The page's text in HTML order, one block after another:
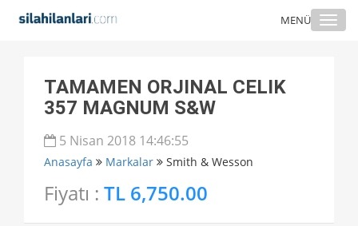
MENÜ
TAMAMEN ORJINAL CELIK
357 MAGNUM S&W
5 Nisan 2018 14:46:55
Anasayfa Markalar Smith & Wesson
Fiyatı : TL 6,750.00